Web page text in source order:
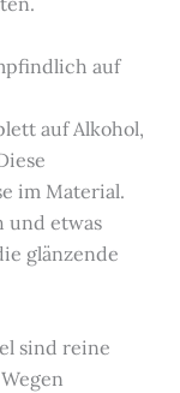
auf
auf Alkohol,
im Material.
und etwas
glänzende
sind reine